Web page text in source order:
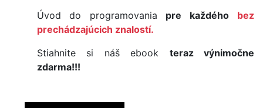
Úvod do programovania pre každého
bez
prechádzajúcich znalostí.
Stiahnite si náš ebook teraz výnimočne
zdarma!!!